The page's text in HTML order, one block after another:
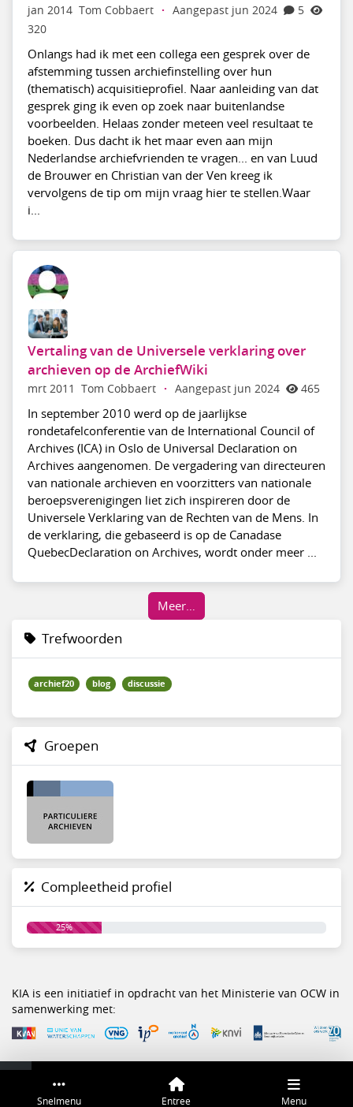
Snelmenu Entree Menu
jan 2014 Tom Cobbaert · Aangepast jun 2024
5
320
Onlangs had ik met een collega een gesprek over de
afstemming tussen archiefinstelling over hun
(thematisch) acquisitieprofiel. Naar aanleiding van dat
gesprek ging ik even op zoek naar buitenlandse
voorbeelden. Helaas zonder meteen veel resultaat te
boeken. Dus dacht ik het maar even aan mijn
Nederlandse archiefvrienden te vragen... en van Luud
de Brouwer en Christian van der Ven kreeg ik
vervolgens de tip om mijn vraag hier te stellen.Waar
i...
Vertaling van de Universele verklaring over
archieven op de ArchiefWiki
mrt 2011 Tom Cobbaert · Aangepast jun 2024 465
In september 2010 werd op de jaarlijkse
rondetafelconferentie van de International Council of
Archives (ICA) in Oslo de Universal Declaration on
Archives aangenomen. De vergadering van directeuren
van nationale archieven en voorzitters van nationale
beroepsverenigingen liet zich inspireren door de
Universele Verklaring van de Rechten van de Mens. In
de verklaring, die gebaseerd is op de Canadase
QuebecDeclaration on Archives, wordt onder meer ...
Meer…
Trefwoorden
archief20 blog discussie
Groepen
Compleetheid profiel
25%
KIA is een initiatief in opdracht van het Ministerie van OCW in
samenwerking met:
Service & help Sneltoetsen